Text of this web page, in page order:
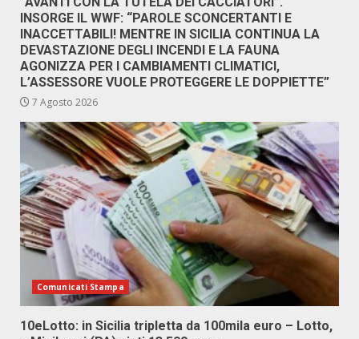
INSORGE IL WWF: “PAROLE SCONCERTANTI E
INACCETTABILI! MENTRE IN SICILIA CONTINUA LA
DEVASTAZIONE DEGLI INCENDI E LA FAUNA
AGONIZZA PER I CAMBIAMENTI CLIMATICI,
L’ASSESSORE VUOLE PROTEGGERE LE DOPPIETTE”
7 Agosto 2026
Comunicati Stampa
10eLotto: in Sicilia tripletta da 100mila euro – Lotto,